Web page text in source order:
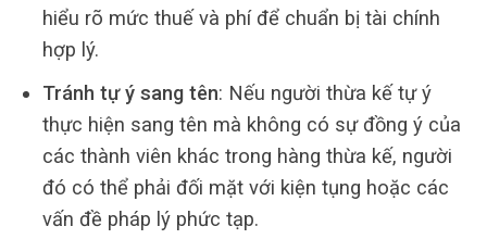
hiểu rõ mức thuế và phí để chuẩn bị tài chính
hợp lý.
Tránh tự ý sang tên: Nếu người thừa kế tự ý
thực hiện sang tên mà không có sự đồng ý của
các thành viên khác trong hàng thừa kế, người
đó có thể phải đối mặt với kiện tụng hoặc các
vấn đề pháp lý phức tạp.